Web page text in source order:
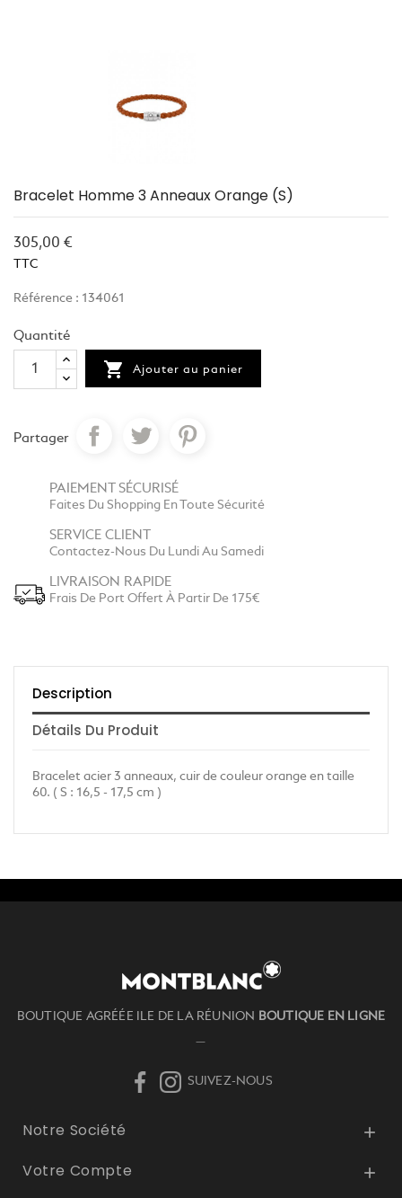
Bracelet Homme 3 Anneaux Orange (S)
305,00 €
TTC
Référence : 134061
Quantité
 Ajouter au panier
Partager
PAIEMENT SÉCURISÉ
Faites Du Shopping En Toute Sécurité
SERVICE CLIENT
Contactez-Nous Du Lundi Au Samedi
LIVRAISON RAPIDE
Frais De Port Offert À Partir De 175€
Description
Détails Du Produit
Bracelet acier 3 anneaux, cuir de couleur orange en taille
60. ( S : 16,5 - 17,5 cm )
BOUTIQUE AGRÉÉE ILE DE LA RÉUNION
BOUTIQUE EN LIGNE
—
SUIVEZ-NOUS
Notre Société 
Votre Compte 